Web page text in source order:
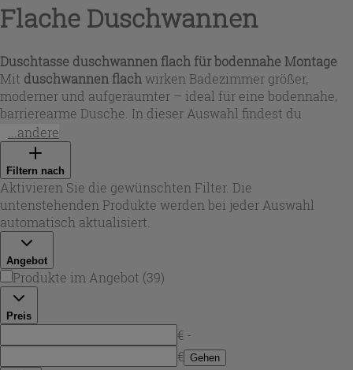
Flache Duschwannen
Duschtasse duschwannen flach für bodennahe Montage
Mit duschwannen flachwirken Badezimmer größer,
moderner und aufgeräumter – ideal für eine bodennahe,
barrierearme Dusche. In dieser Auswahl findest du
rechteckige und quadratische Formate, die sich sowohl für
Nischen als auch für offene Duschbereiche eignen. Die
geringe Bauhöhe (je nach Modell ca. 2 bis 4 cm)
unterstützt einen komfortablen Einstieg und erleichtert
die Planung mit unterschiedlichen Bodenaufbauten.
...andere
Filtern nach
Aktivieren Sie die gewünschten Filter. Die
untenstehenden Produkte werden bei jeder Auswahl
automatisch aktualisiert.
Angebot
Produkte im Angebot (39)
Preis
€ -
€ Gehen